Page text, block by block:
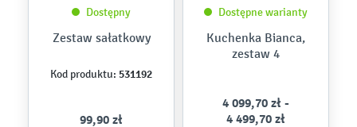
Dostępny
Zestaw sałatkowy
Kod produktu: 531192
99,90 zł
Dostępne warianty
Kuchenka Bianca,
zestaw 4
4 099,70 zł -
4 499,70 zł